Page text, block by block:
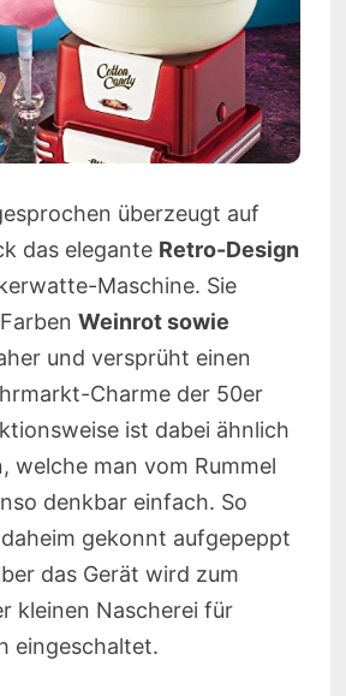
überzeugt auf
das elegante Retro-Design
Maschine. Sie
Weinrot sowie
und versprüht einen
Charme der 50er
ist dabei ähnlich
welche man vom Rummel
denkbar einfach. So
gekonnt aufgepeppt
das Gerät wird zum
kleinen Nascherei für
eingeschaltet.